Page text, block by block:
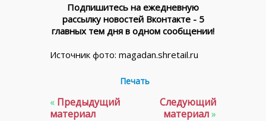
Подпишитесь на ежедневную
рассылку новостей Вконтакте - 5
главных тем дня в одном сообщении!
Источник фото: magadan.fishretail.ru
Печать
« Предыдущий
материал
Следующий
материал»